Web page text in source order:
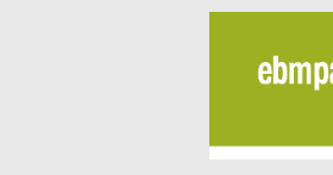
Skip
content